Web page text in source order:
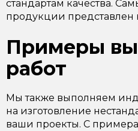
стандартам качества.
продукции представлен
Примеры
работ
Мы также выполняем
на изготовление
ваши проекты. С